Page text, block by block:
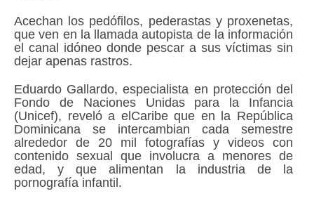
Acechan los pedófilos, pederastas y proxenetas,
que ven en la llamada autopista de la información
el canal idóneo donde pescar a sus víctimas sin
dejar apenas rastros.
Eduardo Gallardo, especialista en protección del
Fondo de Naciones Unidas para la Infancia
(Unicef), reveló a elCaribe que en la República
Dominicana se intercambian cada semestre
alrededor de 20 mil fotografías y videos con
contenido sexual que involucra a menores de
edad, y que alimentan la industria de la
pornografía infantil.